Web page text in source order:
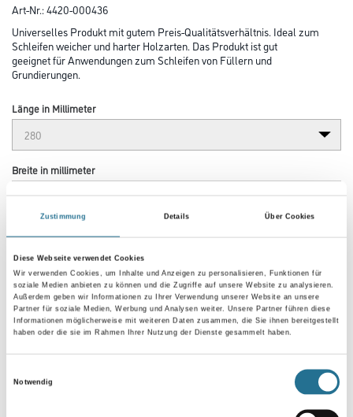
Zustimmung Details Über Cookies
Diese Webseite verwendet Cookies
Wir verwenden Cookies, um Inhalte und Anzeigen zu personalisieren, Funktionen für
soziale Medien anbieten zu können und die Zugriffe auf unsere Website zu analysieren.
Außerdem geben wir Informationen zu Ihrer Verwendung unserer Website an unsere
Partner für soziale Medien, Werbung und Analysen weiter. Unsere Partner führen diese
Informationen möglicherweise mit weiteren Daten zusammen, die Sie ihnen bereitgestellt
haben oder die sie im Rahmen Ihrer Nutzung der Dienste gesammelt haben.
Notwendig
Art-Nr.:4420-000436
Universelles Produkt mit gutem Preis-Qualitätsverhältnis. Ideal zum
Schleifen weicher und harter Holzarten. Das Produkt ist gut
geeignet für Anwendungen zum Schleifen von Füllern und
Grundierungen.
Länge in Millimeter
Breite in millimeter
Umrechnungsfaktoren